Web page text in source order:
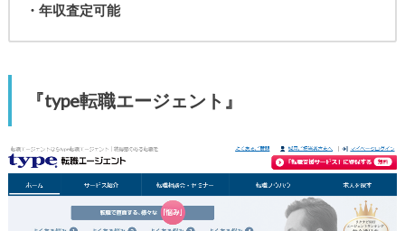
・年収査定可能
『type転職エージェント』